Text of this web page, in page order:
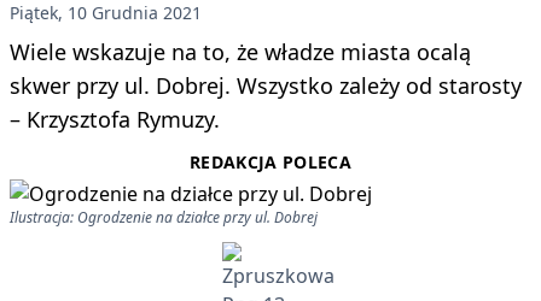
Piątek, 10 Grudnia 2021
Wiele wskazuje na to, że władze miasta ocalą
skwer przy ul. Dobrej. Wszystko zależy od starosty
– Krzysztofa Rymuzy.
REDAKCJA POLECA
Ilustracja: Ogrodzenie na działce przy ul. Dobrej